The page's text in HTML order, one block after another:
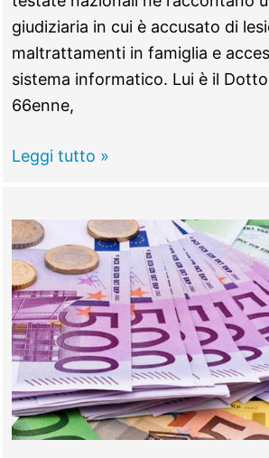
giudiziaria in cui è accusato di
maltrattamenti in famiglia e
sistema informatico. Lui è il
66enne,
TIVOLI
e
scarpe
in
testa
all’ex,
a
processo
il
chirurgo
Leggi tutto »